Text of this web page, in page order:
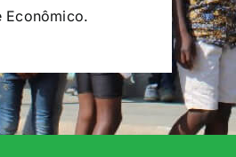
Econômico.